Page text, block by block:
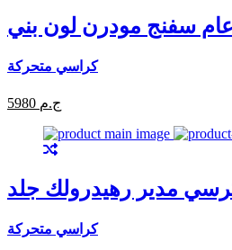
سفنج مودرن لون بني
كراسي متحركة
5980 ج.م
مدير رهيدرولك جلد
كراسي متحركة